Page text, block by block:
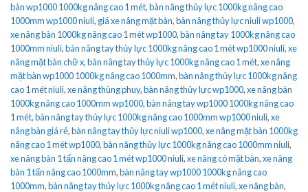
bàn wp1000 1000kg nâng cao 1 mét,bàn nâng thủy lực 1000kg nâng cao
1000mm wp1000 niuli, giá xe nâng mặt bàn,bàn nâng thủy lực niuli wp1000,
xe nâng bàn 1000kg nâng cao 1 mét wp1000,bàn nâng tay 1000kg nâng cao
1000mm niuli,bàn nâng tay thủy lực 1000kg nâng cao 1 mét wp1000 niuli,xe
nâng mặt bàn chữ x,bàn nâng tay thủy lực 1000kg nâng cao 1 mét,xe nâng
mặt bàn wp1000 1000kg nâng cao 1000mm,bàn nâng thủy lực 1000kg nâng
cao 1 mét niuli,xe nâng thùng phuy,bàn nâng thủy lực wp1000,xe nâng bàn
1000kg nâng cao 1000mm wp1000,bàn nâng tay wp1000 1000kg nâng cao
1 mét,bàn nâng tay thủy lực 1000kg nâng cao 1000mm wp1000 niuli,xe
nâng bàn giá rẻ,bàn nâng tay thủy lực niuli wp1000,xe nâng mặt bàn 1000kg
nâng cao 1 mét wp1000,bàn nâng thủy lực 1000kg nâng cao 1000mm niuli,
xe nâng bàn 1 tấn nâng cao 1 mét wp1000 niuli,xe nâng có mặt bàn,xe nâng
bàn 1 tấn nâng cao 1000mm,bàn nâng tay wp1000 1000kg nâng cao
1000mm,bàn nâng tay thủy lực 1000kg nâng cao 1 mét niuli,xe nâng bàn,